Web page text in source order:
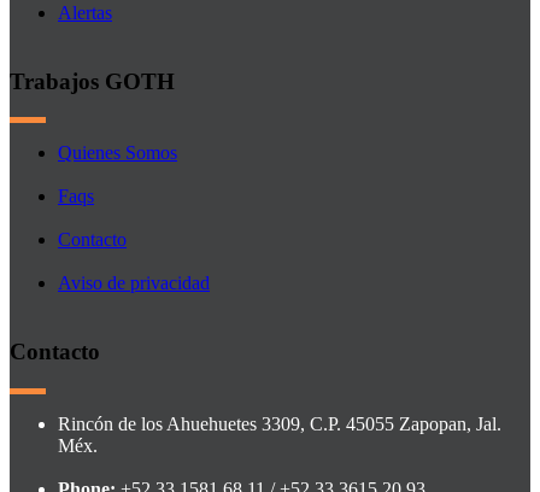
Alertas
Trabajos GOTH
Quienes Somos
Faqs
Contacto
Aviso de privacidad
Contacto
Rincón de los Ahuehuetes 3309, C.P. 45055 Zapopan, Jal.
Méx.